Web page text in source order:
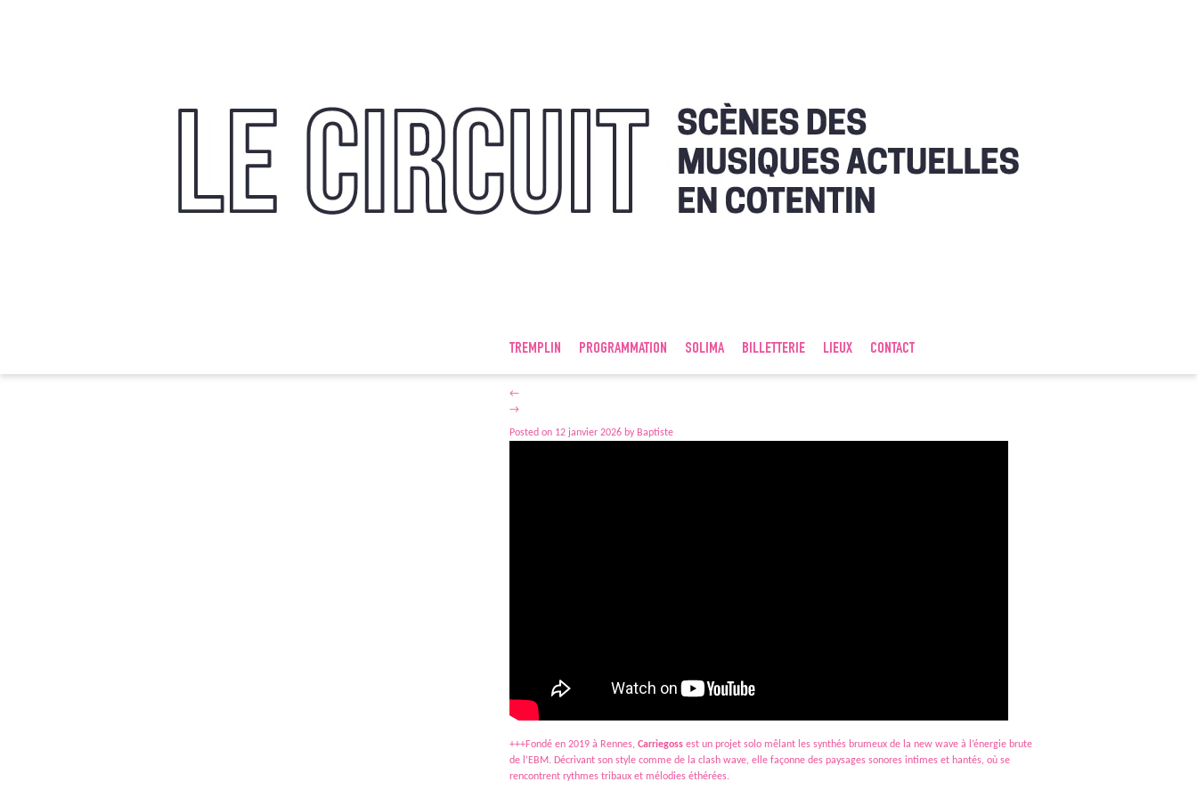
TREMPLIN PROGRAMMATION SOLIMA BILLETTERIE LIEUX CONTACT
←
→
Posted on 12 janvier 2026 by Baptiste
+++Fondé en 2019 à Rennes, Carriegoss est un projet solo mêlant les synthés brumeux de la new wave à l’énergie brute
de l’EBM. Décrivant son style comme de la clash wave, elle façonne des paysages sonores intimes et hantés, où se
rencontrent rythmes tribaux et mélodies éthérées.